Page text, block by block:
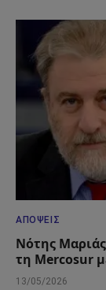
ΑΠΌΨΕΙΣ
Νότης
τη Mercosur
13/05/2026